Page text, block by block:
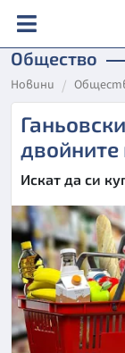
Общество
Новини
двойните
Искат да си